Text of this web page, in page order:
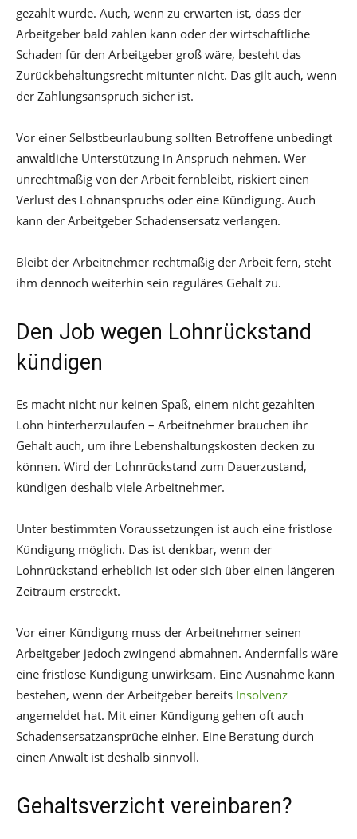
gezahlt wurde. Auch, wenn zu erwarten ist, dass der
Arbeitgeber bald zahlen kann oder der wirtschaftliche
Schaden für den Arbeitgeber groß wäre, besteht das
Zurückbehaltungsrecht mitunter nicht. Das gilt auch, wenn
der Zahlungsanspruch sicher ist.
Vor einer Selbstbeurlaubung sollten Betroffene unbedingt
anwaltliche Unterstützung in Anspruch nehmen. Wer
unrechtmäßig von der Arbeit fernbleibt, riskiert einen
Verlust des Lohnanspruchs oder eine Kündigung. Auch
kann der Arbeitgeber Schadensersatz verlangen.
Bleibt der Arbeitnehmer rechtmäßig der Arbeit fern, steht
ihm dennoch weiterhin sein reguläres Gehalt zu.
Den Job wegen Lohnrückstand
kündigen
Es macht nicht nur keinen Spaß, einem nicht gezahlten
Lohn hinterherzulaufen – Arbeitnehmer brauchen ihr
Gehalt auch, um ihre Lebenshaltungskosten decken zu
können. Wird der Lohnrückstand zum Dauerzustand,
kündigen deshalb viele Arbeitnehmer.
Unter bestimmten Voraussetzungen ist auch eine fristlose
Kündigung möglich. Das ist denkbar, wenn der
Lohnrückstand erheblich ist oder sich über einen längeren
Zeitraum erstreckt.
Vor einer Kündigung muss der Arbeitnehmer seinen
Arbeitgeber jedoch zwingend abmahnen. Andernfalls wäre
eine fristlose Kündigung unwirksam. Eine Ausnahme kann
bestehen, wenn der Arbeitgeber bereits Insolvenz
angemeldet hat. Mit einer Kündigung gehen oft auch
Schadensersatzansprüche einher. Eine Beratung durch
einen Anwalt ist deshalb sinnvoll.
Gehaltsverzicht vereinbaren?